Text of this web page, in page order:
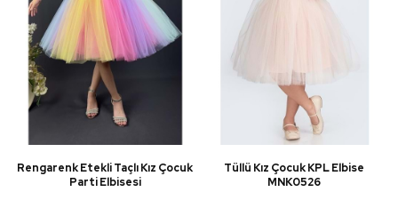
Rengarenk Etekli Taçlı Kız Çocuk
Parti Elbisesi
Tüllü Kız Çocuk KPL Elbise
MNK0526